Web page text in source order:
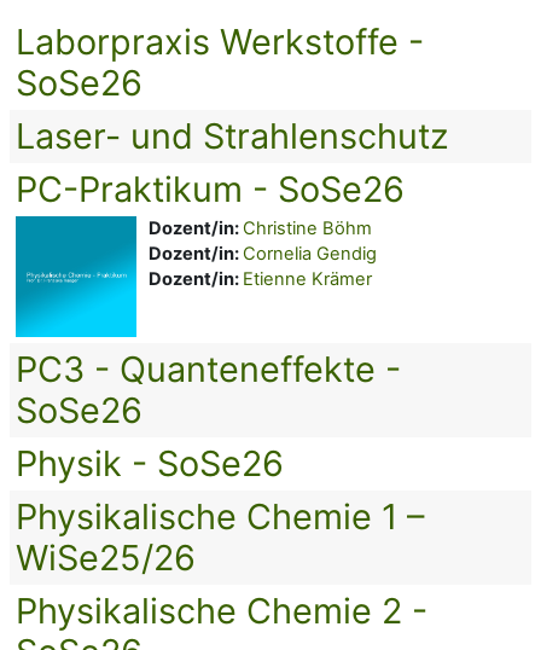
Laborpraxis Werkstoffe -
SoSe26
Laser- und Strahlenschutz
PC-Praktikum - SoSe26
Dozent/in:Christine Böhm
Dozent/in:Cornelia Gendig
Dozent/in: Etienne Krämer
PC3 - Quanteneffekte -
SoSe26
Physik - SoSe26
Physikalische Chemie 1 –
WiSe25/26
Physikalische Chemie 2 -